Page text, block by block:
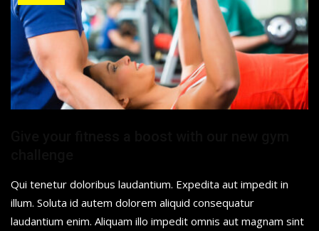
Qui tenetur doloribus laudantium. Expedita aut impedit in
illum. Soluta id autem dolorem aliquid consequatur
laudantium enim. Aliquam illo impedit omnis aut magnam sint